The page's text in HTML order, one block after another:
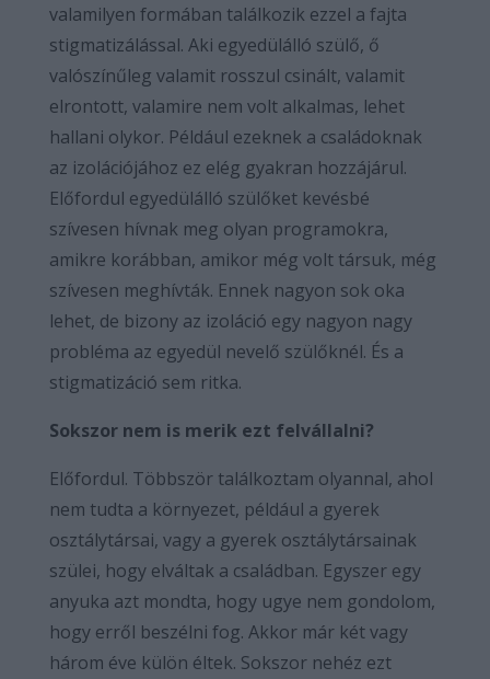
valamilyen formában találkozik ezzel a fajta
stigmatizálással. Aki egyedülálló szülő, ő
valószínűleg valamit rosszul csinált, valamit
elrontott, valamire nem volt alkalmas, lehet
hallani olykor. Például ezeknek a családoknak
az izolációjához ez elég gyakran hozzájárul.
Előfordul egyedülálló szülőket kevésbé
szívesen hívnak meg olyan programokra,
amikre korábban, amikor még volt társuk, még
szívesen meghívták. Ennek nagyon sok oka
lehet, de bizony az izoláció egy nagyon nagy
probléma az egyedül nevelő szülőknél. És a
stigmatizáció sem ritka.
Sokszor nem is merik ezt felvállalni?
Előfordul. Többször találkoztam olyannal, ahol
nem tudta a környezet, például a gyerek
osztálytársai, vagy a gyerek osztálytársainak
szülei, hogy elváltak a családban. Egyszer egy
anyuka azt mondta, hogy ugye nem gondolom,
hogy erről beszélni fog. Akkor már két vagy
három éve külön éltek. Sokszor nehéz ezt